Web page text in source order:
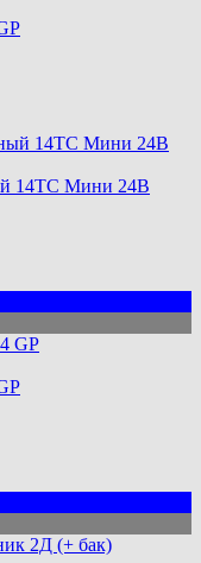
14ТС Мини 24В